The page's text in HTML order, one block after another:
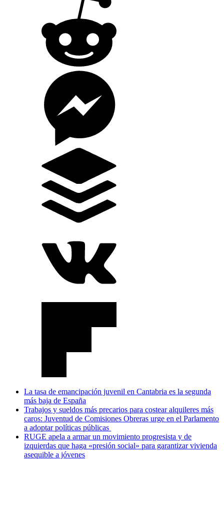
La tasa de emancipación juvenil en Cantabria es la segunda
más baja de España
Trabajos y sueldos más precarios para costear alquileres más
caros: Juventud de Comisiones Obreras urge en el Parlamento
a adoptar políticas públicas
RUGE apela a armar un movimiento progresista y de
izquierdas que haga «presión social» para garantizar vivienda
asequible a jóvenes